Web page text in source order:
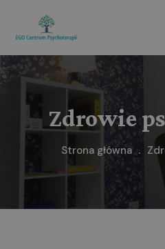
Zdrowie
Strona główna